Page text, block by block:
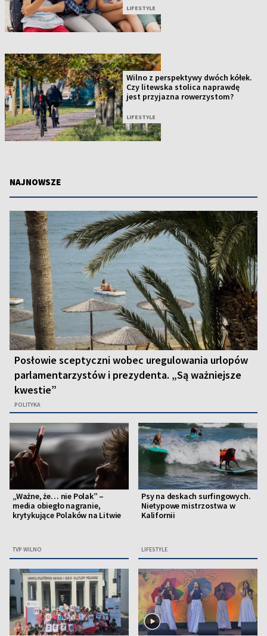
LIFESTYLE
Wilno z perspektywy dwóch kółek.
Czy litewska stolica naprawdę
jest przyjazna rowerzystom?
LIFESTYLE
NAJNOWSZE
Posłowie sceptyczni wobec uregulowania urlopów
parlamentarzystów i prezydenta. „Są ważniejsze
kwestie”
POLITYKA
„Ważne, że… nie Polak” –
media obiegło nagranie,
krytykujące Polaków na Litwie
TVP WILNO
Psy na deskach surfingowych.
Nietypowe mistrzostwa w
Kalifornii
LIFESTYLE